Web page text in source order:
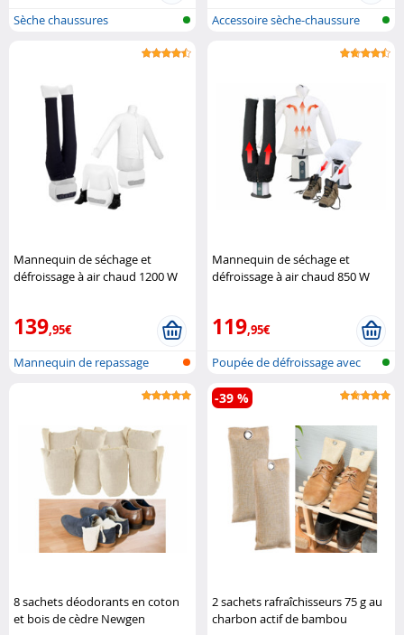
Sèche chaussures
Accessoire sèche-chaussure
Mannequin de séchage et
défroissage à air chaud 1200 W
139,95€
Mannequin de repassage
Mannequin de séchage et
défroissage à air chaud 850 W
119,95€
Poupée de défroissage avec
module p..
8 sachets déodorants en coton
et bois de cèdre Newgen
2 sachets rafraîchisseurs 75 g au
charbon actif de bambou
-39 %